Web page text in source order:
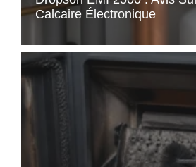
Calcaire Électronique